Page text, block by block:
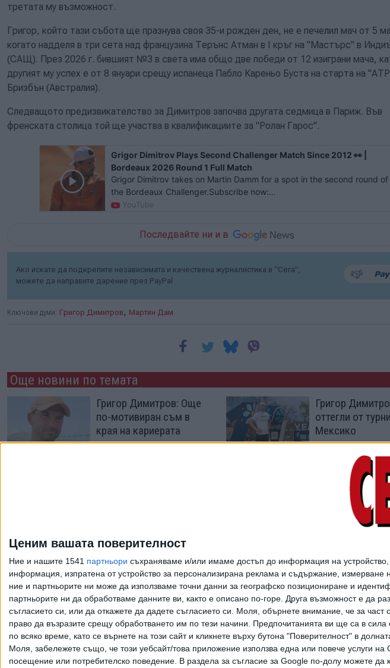
Ценим вашата поверителност
Ние и нашите 1541 партньори съхраняваме и/или имаме достъп до информация на устройство,
информация, изпратена от устройство за персонализирана реклама и съдържание, измерване
ние и партньорите ни може да използваме точни данни за географско позициониране и
партньорите ни да обработваме данните ви, както е описано по-горе. Друга възможност е
съгласието си, или да откажете да дадете съгласието си.
Моля, обърнете внимание, че за част
право да възразите срещу обработването им по тези начини. Предпочитанията ви ще са в
по всяко време, като се върнете на този сайт и кликнете върху бутона "Поверителност" в
Моля, забележете също, че този уебсайт/това приложение използва една или повече услуги
посещение или потребителско поведение. В раздела за съгласие за Google по-долу можете да
третата му възможност.
Григор, който тази събота ще празнува своя 35-и рожден ден, не е печелил мач от 5
когато надделя в три сета над французина Терънс Атман в I кръг на "Мастърс" в
(САЩ). През 2026 г. бившият №3 в света има общо две победи от 12 изиграни мача,
другият му успех е от 8 януари срещу испанеца Пабло Кареньо Буста на старта на
Бризбън (Австралия).
Следващото предизвикателство за Димитров започва другата седмица в Париж. Във
френската столица той ще участва в квалификациите за "Ролан Гарос".
Grigor Dimitrov Plays Second Challenger Match Since 2012 👀 |
Bordeaux 2026 Round 1 Full Match
Grigor Dimitrov takes on Martin Damm for a spot in the second round of
the Bordeaux Challenger.Subscribe now:
https://tinyurl.com/4jz93vm6Website: http://www...
YouTube
Последвайте ни и в
Ако искате да подкрепите независимата и качествена журналистика в “Сега”,
можете да направите дарение през PayPal
Ключови думи: Григор Димитров , Мартин Дам
Още новини по темата
Григор Димитров: Още
по-мотивиран съм в
края на кариерата
31 Юли 2026
Григор
оттегли от
Мексико
28 Юли 2026
"Ролан Гарос"
Португалец
Григор
1/8-финал
Още по темата
Всички права запазени. Възпроизвеждането на цели или части от